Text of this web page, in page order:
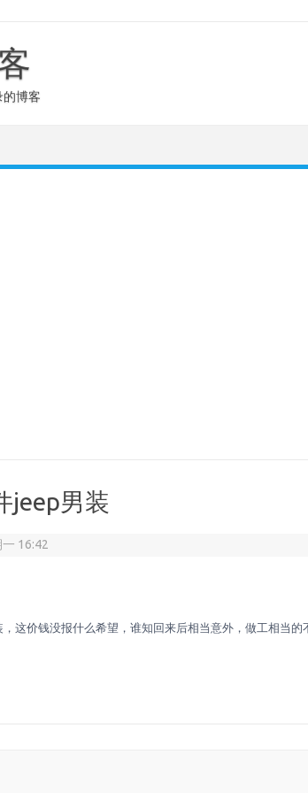
的博客
jeep男装
16:42
这价钱没报什么希望，谁知回来后相当意外，做工相当的